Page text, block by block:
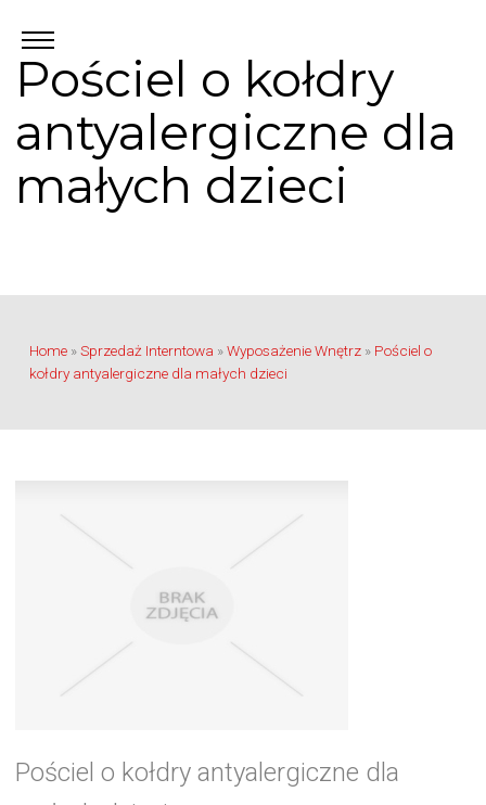
Pościel o kołdry
antyalergiczne dla
małych dzieci
Home »Sprzedaż Interntowa »Wyposażenie Wnętrz » Pościel o
kołdry antyalergiczne dla małych dzieci
Pościel o kołdry antyalergiczne dla